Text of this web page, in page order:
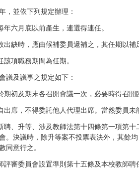
，並依下列規定辦理：
年六月底以前產生，連選得連任。
出缺時，應由候補委員遞補之，其任期以補
項職務期間為任期。
議及議事之規定如下：
期初及期末各召開會議一次，必要時得召開
出席，不得委託他人代理出席。當然委員
聘、升等、涉及教師法第十四條第一項第
。決議時，除升等案不投票表決外，其餘
同意行之。
評審委員會設置準則第十五條及本校教師